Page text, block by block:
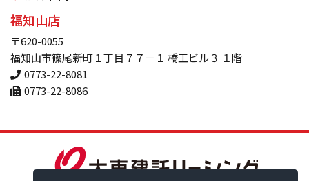
福知山店
〒620-0055
福知山市篠尾新町１丁目７７－１ 橋工ビル３ １階
0773-22-8081
0773-22-8086